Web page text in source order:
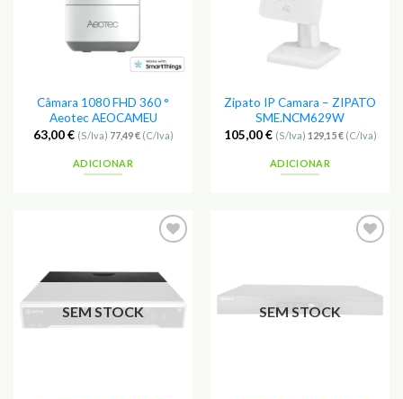
Câmara 1080 FHD 360 °
Aeotec AEOCAMEU
63,00€ (S/Iva) 77,49€(C/Iva)
ADICIONAR
Zipato IP Camara – ZIPATO
SME.NCM629W
105,00€ (S/Iva) 129,15€(C/Iva)
ADICIONAR
Favoritos
SEM STOCK SEM STOCK